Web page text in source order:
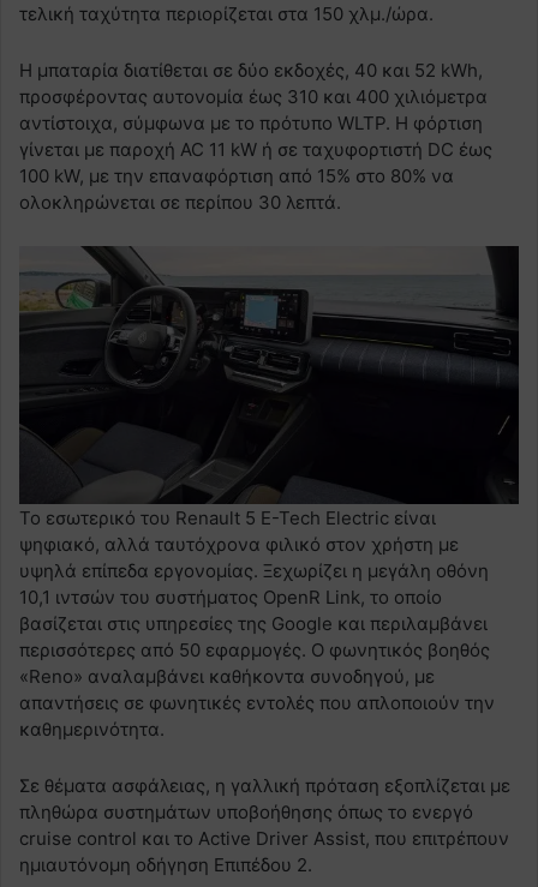
τελική ταχύτητα περιορίζεται στα 150 χλμ./ώρα.
Η μπαταρία διατίθεται σε δύο εκδοχές, 40 και 52 kWh,
προσφέροντας αυτονομία έως 310 και 400 χιλιόμετρα
αντίστοιχα, σύμφωνα με το πρότυπο WLTP. Η φόρτιση
γίνεται με παροχή AC 11 kW ή σε ταχυφορτιστή DC έως
100 kW, με την επαναφόρτιση από 15% στο 80% να
ολοκληρώνεται σε περίπου 30 λεπτά.
Το εσωτερικό του Renault 5 E-Tech Electric είναι
ψηφιακό, αλλά ταυτόχρονα φιλικό στον χρήστη με
υψηλά επίπεδα εργονομίας. Ξεχωρίζει η μεγάλη οθόνη
10,1 ιντσών του συστήματος OpenR Link, το οποίο
βασίζεται στις υπηρεσίες της Google και περιλαμβάνει
περισσότερες από 50 εφαρμογές. Ο φωνητικός βοηθός
«Reno» αναλαμβάνει καθήκοντα συνοδηγού, με
απαντήσεις σε φωνητικές εντολές που απλοποιούν την
καθημερινότητα.
Σε θέματα ασφάλειας, η γαλλική πρόταση εξοπλίζεται με
πληθώρα συστημάτων υποβοήθησης όπως το ενεργό
cruise control και το Active Driver Assist, που επιτρέπουν
ημιαυτόνομη οδήγηση Επιπέδου 2.